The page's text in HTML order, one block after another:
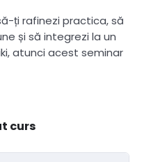
ți rafinezi practica, să
și să integrezi la un
atunci acest seminar
curs